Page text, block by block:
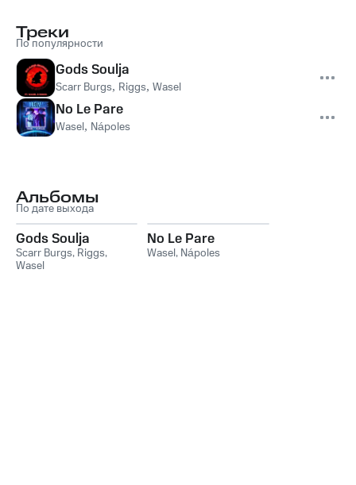
Треки
По популярности
Gods Soulja
Scarr Burgs, Riggs, Wasel
No Le Pare
Wasel, Nápoles
Альбомы
По дате выхода
Gods Soulja
Scarr Burgs, Riggs,
Wasel
No Le Pare
Wasel, Nápoles